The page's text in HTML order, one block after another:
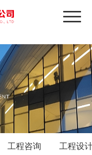
工程咨询 工程设